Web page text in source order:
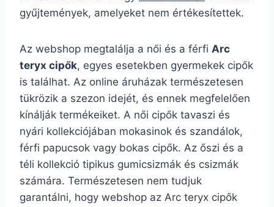
gyűjtemények, amelyeket nem értékesítettek.
Az webshop megtalálja a női és a férfi Arc
teryx cipők, egyes esetekben gyermekek cipők
is találhat. Az online áruházak természetesen
tükrözik a szezon idejét, és ennek megfelelően
kínálják termékeiket. A női cipők tavaszi és
nyári kollekciójában mokasinok és szandálok,
férfi papucsok vagy bokas cipők. Az őszi és a
téli kollekció tipikus gumicsizmák és csizmák
számára. Természetesen nem tudjuk
garantálni, hogy webshop az Arc teryx cipők